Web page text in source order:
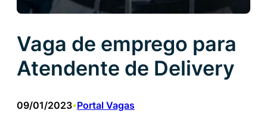
Vaga de emprego para
Atendente de Delivery
09/01/2023•Portal Vagas